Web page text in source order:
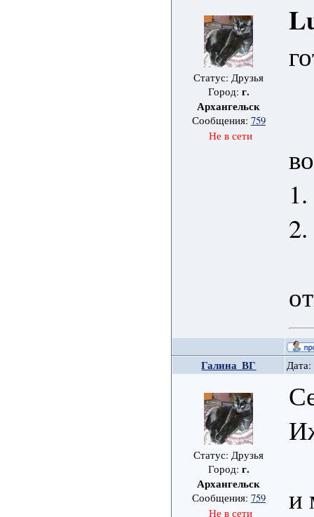
Статус: Друзья
Город: г.
Архангельск
Сообщения: 759
Не в сети
Галина_ВГ
Статус: Друзья
Город: г.
Архангельск
Сообщения: 759
Не в сети
и